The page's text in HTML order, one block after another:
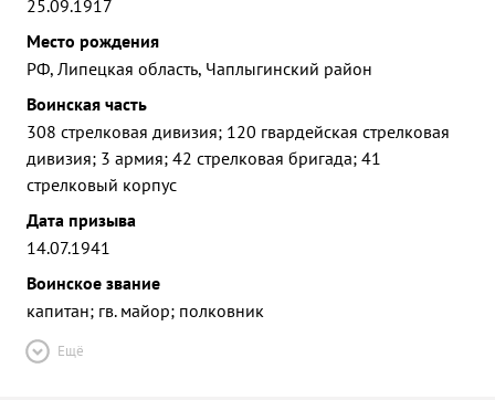
25.09.1917
Место рождения
РФ, Липецкая область, Чаплыгинский район
Воинская часть
308 стрелковая дивизия; 120 гвардейская стрелковая
дивизия; 3 армия; 42 стрелковая бригада; 41
стрелковый корпус
Дата призыва
14.07.1941
Воинское звание
капитан; гв. майор; полковник
Ещё